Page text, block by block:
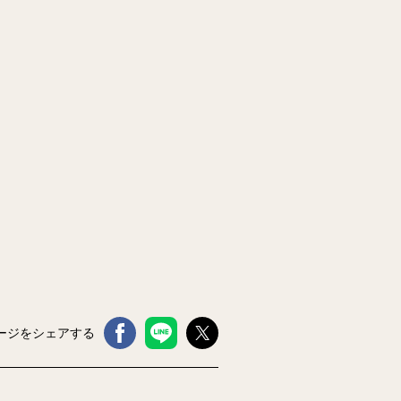
ジをシェアする